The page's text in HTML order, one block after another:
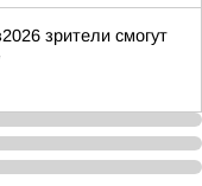
зрители смогут